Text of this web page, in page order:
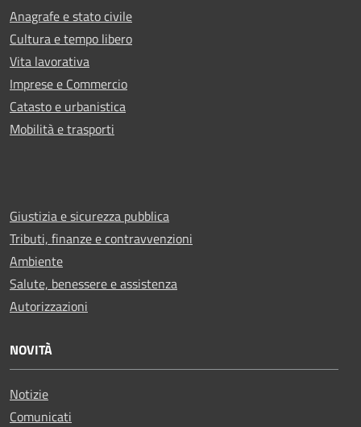
Anagrafe e stato civile
Cultura e tempo libero
Vita lavorativa
Imprese e Commercio
Catasto e urbanistica
Mobilità e trasporti
Giustizia e sicurezza pubblica
Tributi, finanze e contravvenzioni
Ambiente
Salute, benessere e assistenza
Autorizzazioni
NOVITÀ
Notizie
Comunicati